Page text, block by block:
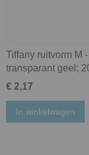
Tiffany ruitvorm M -
transparant geel;
€ 2,17
In winkelwagen